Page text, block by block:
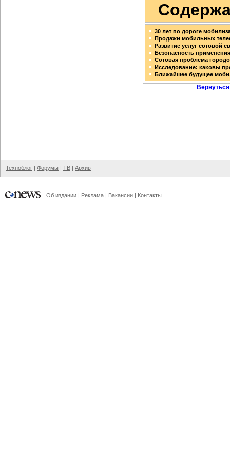
30 лет по дороге
Продажи мобильных
Развитие услуг сотовой
Безопасность
Сотовая проблема
Исследование: каковы
Ближайшее будущее
Техноблог | Форумы | ТВ | Архив
Об издании | Реклама | Вакансии | Контакты